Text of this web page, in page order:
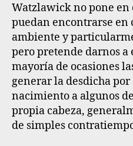
Watzlawick no pone en
puedan encontrarse
ambiente y
pero pretende darnos
mayoría de ocasiones
generar la desdicha por
nacimiento a algunos
propia cabeza,
de simples